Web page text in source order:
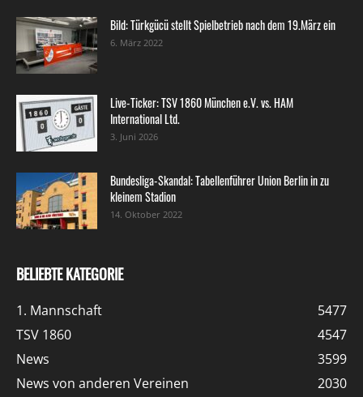
Bild: Türkgücü stellt Spielbetrieb nach dem 19.März ein
6. März 2022
Live-Ticker: TSV 1860 München e.V. vs. HAM
International Ltd.
3. Juni 2026
Bundesliga-Skandal: Tabellenführer Union Berlin in zu
kleinem Stadion
14. Oktober 2022
BELIEBTE KATEGORIE
1. Mannschaft
5477
TSV 1860
4547
News
3599
News von anderen Vereinen
2030